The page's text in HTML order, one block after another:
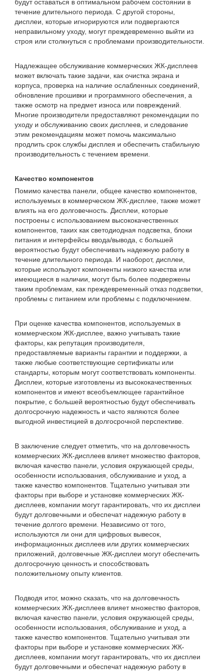
будут оставаться в оптимальном рабочем состоянии в
течение длительного периода. С другой стороны,
дисплеи, которые игнорируются или подвергаются
неправильному уходу, могут преждевременно выйти из
строя или столкнуться с проблемами производительности.
Надлежащее обслуживание коммерческих ЖК-дисплеев
может включать такие задачи, как очистка экрана и
корпуса, проверка на наличие ослабленных соединений,
обновление прошивки и программного обеспечения, а
также осмотр на предмет износа или повреждений.
Многие производители предоставляют рекомендации по
уходу и обслуживанию своих дисплеев, и следование
этим рекомендациям может помочь максимально
продлить срок службы дисплея и обеспечить стабильную
производительность с течением времени.
Качество компонентов
Помимо качества панели, общее качество компонентов,
используемых в коммерческом ЖК-дисплее, также может
влиять на его долговечность. Дисплеи, которые
построены с использованием высококачественных
компонентов, таких как светодиодная подсветка, блоки
питания и интерфейсы ввода/вывода, с большей
вероятностью будут обеспечивать надежную работу в
течение длительного периода. И наоборот, дисплеи,
которые используют компоненты низкого качества или
имеющиеся в наличии, могут быть более подвержены
таким проблемам, как преждевременный отказ подсветки,
проблемы с питанием или проблемы с подключением.
При оценке качества компонентов, используемых в
коммерческом ЖК-дисплее, важно учитывать такие
факторы, как репутация производителя,
предоставляемые варианты гарантии и поддержки, а
также любые соответствующие сертификаты или
стандарты, которым могут соответствовать компоненты.
Дисплеи, которые изготовлены из высококачественных
компонентов и имеют всеобъемлющее гарантийное
покрытие, с большей вероятностью будут обеспечивать
долгосрочную надежность и часто являются более
выгодной инвестицией в долгосрочной перспективе.
В заключение следует отметить, что на долговечность
коммерческих ЖК-дисплеев влияет множество факторов,
включая качество панели, условия окружающей среды,
особенности использования, обслуживание и уход, а
также качество компонентов. Тщательно учитывая эти
факторы при выборе и установке коммерческих ЖК-
дисплеев, компании могут гарантировать, что их дисплеи
будут долговечными и обеспечат надежную работу в
течение долгого времени. Независимо от того,
используются ли они для цифровых вывесок,
информационных дисплеев или других коммерческих
приложений, долговечные ЖК-дисплеи могут обеспечить
долгосрочную ценность и способствовать
положительному опыту клиентов.
Подводя итог, можно сказать, что на долговечность
коммерческих ЖК-дисплеев влияет множество факторов,
включая качество панели, условия окружающей среды,
особенности использования, обслуживание и уход, а
также качество компонентов. Тщательно учитывая эти
факторы при выборе и установке коммерческих ЖК-
дисплеев, компании могут гарантировать, что их дисплеи
будут долговечными и обеспечат надежную работу в